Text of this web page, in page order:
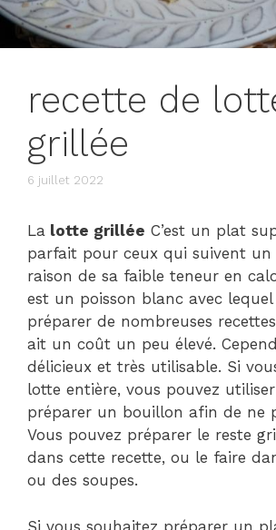
recette de
grillée
6 juillet 2022
La lotte grillée C’est un plat
parfait pour ceux qui suivent un
raison de sa faible teneur en
est un poisson blanc avec
préparer de nombreuses
ait un coût un peu élevé.
délicieux et très utilisable. Si
lotte entière, vous pouvez
préparer un bouillon afin de ne
Vous pouvez préparer le reste
dans cette recette, ou le faire
ou des soupes.
Si vous souhaitez préparer un